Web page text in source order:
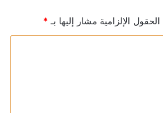
الحقول الإلزامية مشار إليها بـ *